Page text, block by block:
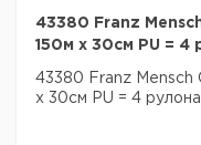
43380 Franz
150м x 30см PU = 4
43380 Franz Mensch
x 30см PU = 4 рулона